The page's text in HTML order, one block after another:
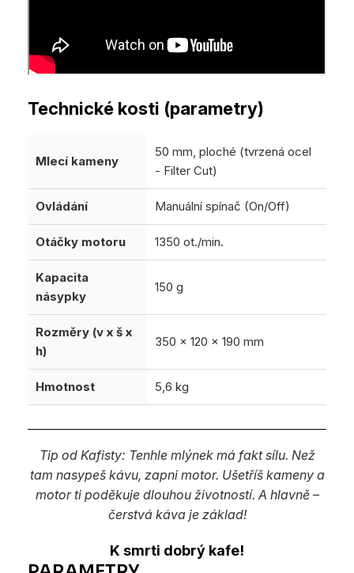
Technické kosti (parametry)
Mlecí kameny
50 mm, ploché (tvrzená ocel
- Filter Cut)
Ovládání Manuální spínač (On/Off)
Otáčky motoru 1350 ot./min.
Kapacita
násypky
150 g
Rozměry (v x š x
h)
350 x 120 x 190 mm
Hmotnost 5,6 kg
Tip od Kafisty: Tenhle mlýnek má fakt sílu. Než
tam nasypeš kávu, zapni motor. Ušetříš kameny a
motor ti poděkuje dlouhou životností. A hlavně –
čerstvá káva je základ!
K smrti dobrý kafe!